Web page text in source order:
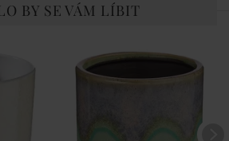
BY SE VÁM LÍBIT